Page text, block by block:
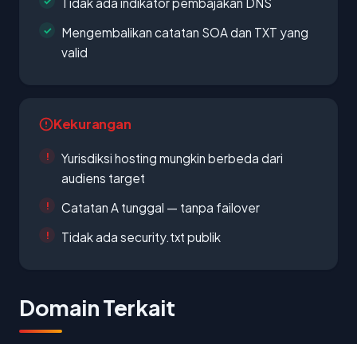
Mengembalikan catatan SOA dan TXT yang
valid
Kekurangan
Yurisdiksi hosting mungkin berbeda dari
audiens target
Catatan A tunggal — tanpa failover
Tidak ada security.txt publik
Domain Terkait